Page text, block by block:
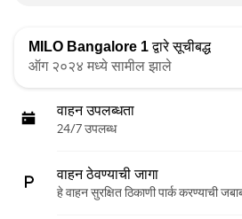
MILO Bangalore 1द्वारे सूचीबद्ध
ऑग २०२४ मध्ये सामील झाले
वाहन उपलब्धता
24/7 उपलब्ध
वाहन ठेवण्याची जागा
हे वाहन सुरक्षित ठिकाणी पार्क करण्याची